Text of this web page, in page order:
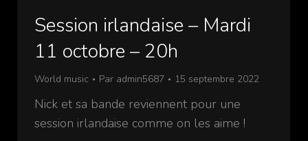
Session irlandaise – Mardi
11 octobre – 20h
World music Par admin5687 15 septembre 2022
Nick et sa bande reviennent pour une
session irlandaise comme on les aime !